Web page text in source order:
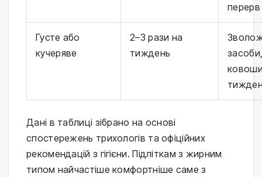
перерв
Густе або
кучеряве
2–3 рази на
тиждень
Дані в таблиці зібрано на основі
спостережень трихологів та офіційних
рекомендацій з гігієни. Підліткам з жирним
типом найчастіше комфортніше саме з